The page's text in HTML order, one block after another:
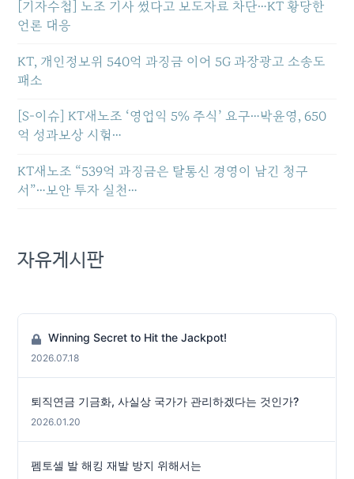
[기자수첩] 노조 기사 썼다고 보도자료 차단…KT 황당한
언론 대응
KT, 개인정보위 540억 과징금 이어 5G 과장광고 소송도
패소
[S-이슈] KT새노조 ‘영업익 5% 주식’ 요구…박윤영, 650
억 성과보상 시험…
KT새노조 “539억 과징금은 탈통신 경영이 남긴 청구
서”…보안 투자 실천…
자유게시판
Winning Secret to Hit the Jackpot!
2026.07.18
퇴직연금 기금화, 사실상 국가가 관리하겠다는 것인가?
2026.01.20
펨토셀 발 해킹 재발 방지 위해서는